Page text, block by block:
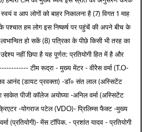
व आप लोगों को बाहर निकालना है (7) विगत 1 माह
हम लोग इस निष्कर्ष पर पहुंचें की अपने बीच के
हो सकें (8) पत्रिका के पीछे किसी भी तरह का
नहीं छिपा है यह पूर्णत: प्रतियोगी हित में है और
टीम रूद्रा - मुख्य मेंटर - वीरेेस वर्मा (T.O-
आनंद (डायट प्रवक्ता) -डॉ० संत लाल (अस्सिटेंट
साकेत पीजी कॉलेज अयोघ्या -अनिल वर्मा (अस्सिटेंट
-योगराज पटेल (VDO)- प्रिलिम्स फैक्ट -मुख्य
(प्रतियोगी)- मेंस टॉपिक. - प्रशांत यादव - प्रतियोगी